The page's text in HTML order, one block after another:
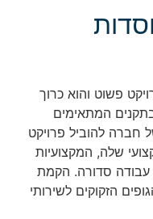
פשוט והוא כרוך
המתאימים
חברה להוביל פרויקט
שלה, המקצועיות
עבודה סדורה. הקמת
הזקוקים לשירותי